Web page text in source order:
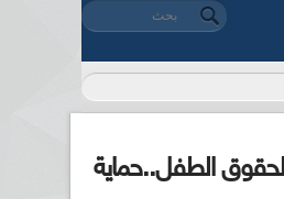
استمارة البحث
‏بحث ‏
لحقوق الطفل..حماية